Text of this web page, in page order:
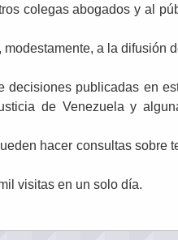
colegas abogados y al
a la difusión
publicadas en
de Venezuela y
hacer consultas sobre
visitas en un solo día.